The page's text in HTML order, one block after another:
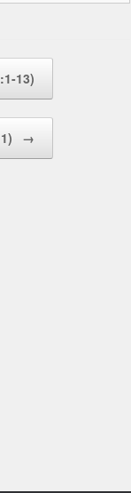
13)
→